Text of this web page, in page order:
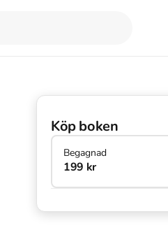
Köp boken
Begagnad
199 kr